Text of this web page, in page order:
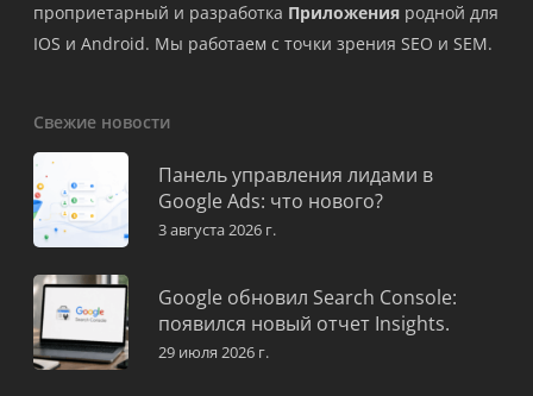
проприетарный и разработка Приложения родной для
IOS и Android. Мы работаем с точки зрения SEO и SEM.
Свежие новости
Панель управления лидами в
Google Ads: что нового?
3 августа 2026 г.
Google обновил Search Console:
появился новый отчет Insights.
29 июля 2026 г.